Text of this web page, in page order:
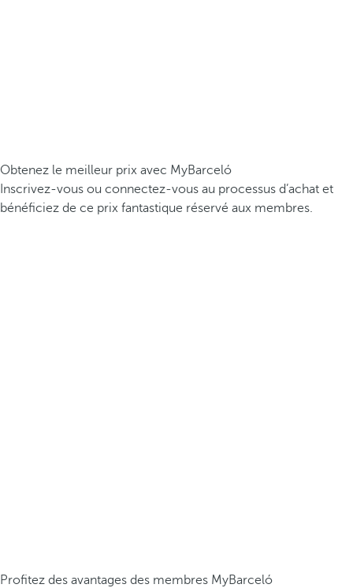
Obtenez le meilleur prix avec MyBarceló
Inscrivez-vous ou connectez-vous au processus d’achat et
bénéficiez de ce prix fantastique réservé aux membres.
Profitez des avantages des membres MyBarceló